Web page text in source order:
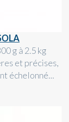
g à 2.5 kg
et précises,
échelonné...